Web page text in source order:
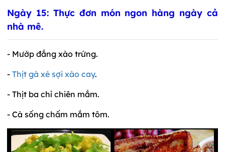
Ngày 15: Thực đơn món ngon hàng ngày cả
nhà mê.
- Mướp đắng xào trứng.
- Thịt gà xé sợi xào cay.
- Thịt ba chỉ chiên mắm.
- Cà sống chấm mắm tôm.